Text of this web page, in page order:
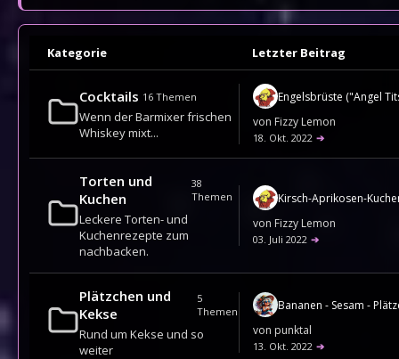
Kategorie Letzter Beitrag
Cocktails 16 Themen
Wenn der Barmixer frischen
Whiskey mixt...
Engelsbrüste ("Angel
von Fizzy Lemon
18. Okt. 2022 ➔
Torten und
Kuchen
38
Themen
Leckere Torten- und
Kuchenrezepte zum
nachbacken.
Kirsch-Aprikosen-
von Fizzy Lemon
03. Juli 2022 ➔
Plätzchen und
Kekse
5
Themen
Rund um Kekse und so
weiter
Bananen - Sesam -
von punktal
13. Okt. 2022 ➔